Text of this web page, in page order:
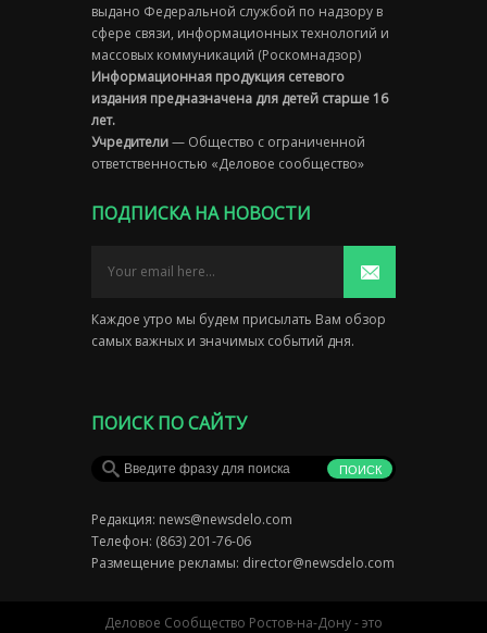
выдано Федеральной службой по надзору в
сфере связи, информационных технологий и
массовых коммуникаций (Роскомнадзор)
Информационная продукция сетевого
издания предназначена для детей старше 16
лет.
Учредители— Общество с ограниченной
ответственностью «Деловое сообщество»
ПОДПИСКА НА НОВОСТИ
Каждое утро мы будем присылать Вам обзор
самых важных и значимых событий дня.
ПОИСК ПО САЙТУ
Редакция: news@newsdelo.com
Телефон: (863) 201-76-06
Размещение рекламы: director@newsdelo.com
Деловое Сообщество Ростов-на-Дону - это